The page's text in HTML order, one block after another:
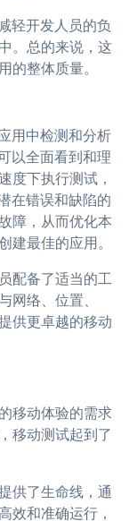
轻开发人员的负
。总的来说，这
的整体质量。
用中检测和分析
以全面看到和理
度下执行测试，
在错误和缺陷的
障，从而优化本
最佳的应用。
配备了适当的工
网络、位置、
供更卓越的移动
移动体验的需求
移动测试起到了
供了生命线，通
效和准确运行，